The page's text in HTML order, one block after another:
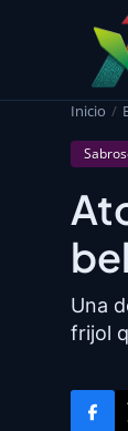
Inicio
Una
frijol